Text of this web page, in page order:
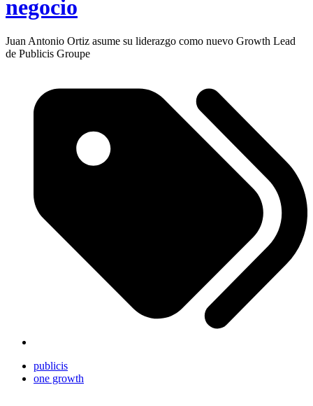
negocio
Juan Antonio Ortiz asume su liderazgo como nuevo Growth Lead
de Publicis Groupe
publicis
one growth